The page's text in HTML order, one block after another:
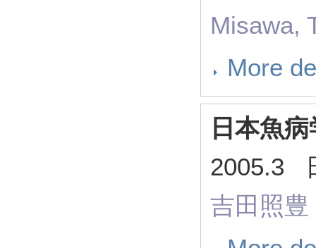
Misawa,
More
日本魚
2005.3
吉田照豊